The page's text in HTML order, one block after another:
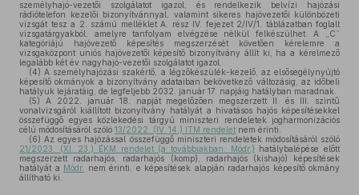
személyhajó-vezetői szolgálatot igazol, és rendelkezik belvízi hajózási
rádiótelefon kezelői bizonyítvánnyal, valamint sikeres hajóvezetői különbözeti
vizsgát tesz a 2. számú melléklet A. rész IV. fejezet 2/IV/1. táblázatban foglalt
vizsgatárgyakból, amelyre tanfolyam elvégzése nélkül felkészülhet. A „C”
kategóriájú hajóvezető képesítés megszerzését követően kérelemre a
vizsgaközpont uniós hajóvezetői képesítő bizonyítvány állít ki, ha a kérelmező
legalább két év nagyhajó-vezetői szolgálatot igazol.
(4) A személyhajózási szakértő, a légzőkészülék-kezelő, az elsősegélynyújtó
képesítő okmányok a bizonyítvány adataiban bekövetkező változásig, az időbeli
hatályuk lejáratáig, de legfeljebb 2032. január 17. napjáig hatályban maradnak.
(5) A 2022. január 18. napját megelőzően megszerzett II. és III. szintű
vonalvizsgáról kiállított bizonyítvány hatályát a hivatásos hajós képesítésekkel
összefüggő egyes közlekedési tárgyú miniszteri rendeletek jogharmonizációs
célú módosításáról szóló 13/2022. (IV. 14.) ITM rendelet nem érinti.
(6) Az egyes hajózással összefüggő miniszteri rendeletek módosításáról szóló
21/2023. (XI. 23.) ÉKM rendelet (a továbbiakban: Módr.) hatálybalépése előtt
megszerzett radarhajós, radarhajós (komp), radarhajós (kishajó) képesítések
hatályát a Módr.
nem érinti, e képesítések alapján radarhajós képesítő okmány
állítható ki.